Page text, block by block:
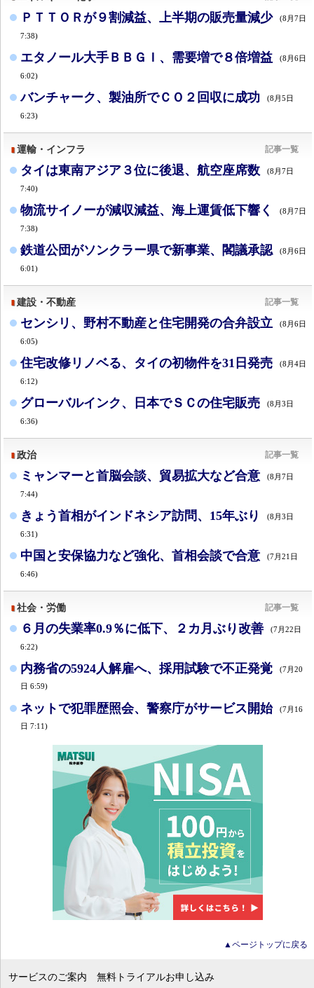
ＰＴＴＯＲが９割減益、上半期の販売量減少 (8月7日
7:38)
エタノール大手ＢＢＧＩ、需要増で８倍増益 (8月6日
6:02)
バンチャーク、製油所でＣＯ２回収に成功 (8月5日
6:23)
運輸・インフラ 記事一覧
タイは東南アジア３位に後退、航空座席数 (8月7日
7:40)
物流サイノーが減収減益、海上運賃低下響く (8月7日
7:38)
鉄道公団がソンクラー県で新事業、閣議承認 (8月6日
6:01)
建設・不動産 記事一覧
センシリ、野村不動産と住宅開発の合弁設立 (8月6日
6:05)
住宅改修リノベる、タイの初物件を31日発売 (8月4日
6:12)
グローバルインク、日本でＳＣの住宅販売 (8月3日
6:36)
政治 記事一覧
ミャンマーと首脳会談、貿易拡大など合意 (8月7日
7:44)
きょう首相がインドネシア訪問、15年ぶり (8月3日
6:31)
中国と安保協力など強化、首相会談で合意 (7月21日
6:46)
社会・労働 記事一覧
６月の失業率0.9％に低下、２カ月ぶり改善 (7月22日
6:22)
内務省の5924人解雇へ、採用試験で不正発覚
(7月20
日 6:59)
ネットで犯罪歴照会、警察庁がサービス開始
(7月16
日 7:11)
▲ページトップに戻る
サービスのご案内 無料トライアルお申し込み